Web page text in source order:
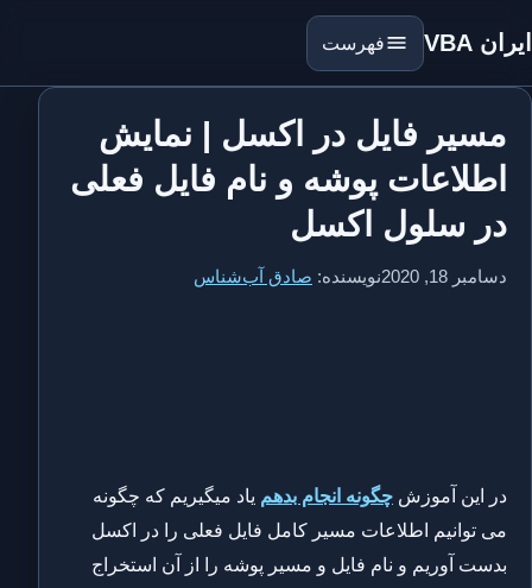
ایران VBA فهرست
مسیر فایل در اکسل | نمایش
اطلاعات پوشه و نام فایل فعلی
در سلول اکسل
دسامبر 18, 2020 نویسنده: صادق آب‌شناس
در این آموزش چگونه انجام بدهم یاد میگیریم که چگونه
می توانیم اطلاعات مسیر کامل فایل فعلی را در اکسل
بدست آوریم و نام فایل و مسیر پوشه را از آن استخراج